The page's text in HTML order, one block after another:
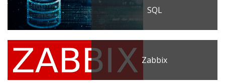
SQL
Zabbix